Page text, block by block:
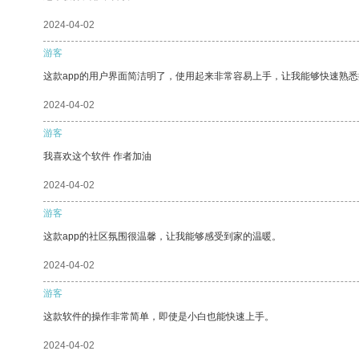
2024-04-02
游客
这款app的用户界面简洁明了，使用起来非常容易上手，让我能够快速熟
2024-04-02
游客
我喜欢这个软件 作者加油
2024-04-02
游客
这款app的社区氛围很温馨，让我能够感受到家的温暖。
2024-04-02
游客
这款软件的操作非常简单，即使是小白也能快速上手。
2024-04-02